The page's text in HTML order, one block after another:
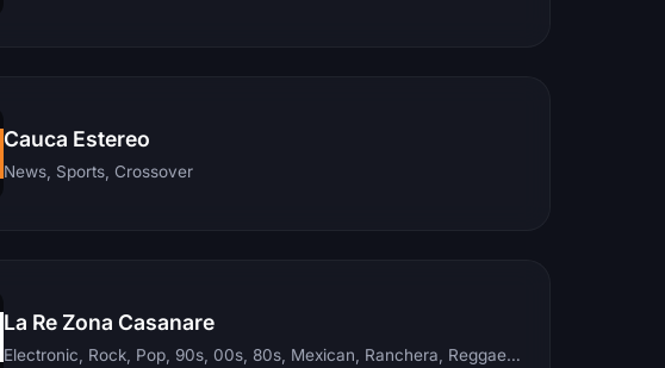
Cauca Estereo
News, Sports, Crossover
La Re Zona Casanare
Electronic, Rock, Pop, 90s, 00s, 80s, Mexican, Ranchera, Reggaeton, Instrumental, Salsa, Merengue, Tropical, Romantic, Vallenato, Llanera